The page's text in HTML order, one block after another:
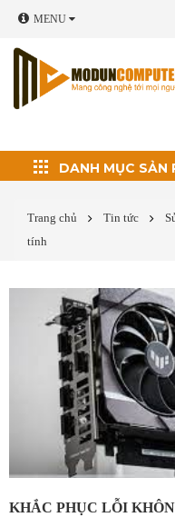
MENU
Thủ thuật máy tính
Cài Windows, phần
Cứu dữ liệu - Phục
hồi ổ cứng
Sửa laptop
Hàn bản lề laptop
Sửa màn hình LCD
Sửa mainboard
DANH MỤC SẢN
Trang chủ Tin tức
tính
KHẮC PHỤC LỖI